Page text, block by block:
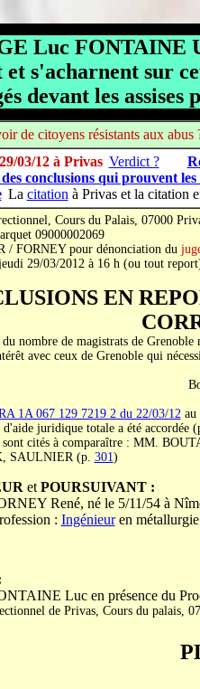
Luc FONTAINE
et s'acharnent sur
devant les
de citoyens résistants aux abus
03/12 à Privas Verdict ?
conclusions qui prouvent
La citation à Privas et la citation
Cours du Palais, 07000
09000002069
/ FORNEY pour dénonciation du
29/03/2012 à 16 h (ou tout
EN
nombre de magistrats de
avec ceux de Grenoble qui
1A 067 129 7219 2 du 22/03/12au
d'aide juridique totale a été accordée
sont cités à comparaître : MM.
SAULNIER (p. 301)
et POURSUIVANT :
René, né le 5/11/54 à
: Ingénieuren
Luc en présence du
de Privas, Cours du palais,